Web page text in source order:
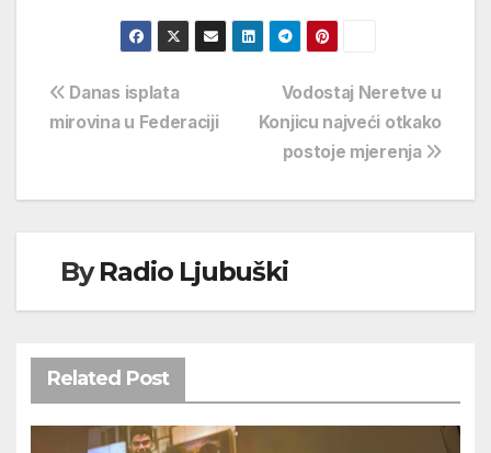
Navigacija
Vodostaj Neretve u
Konjicu najveći otkako
postoje mjerenja
Danas isplata
mirovina u Federaciji
ByRadio Ljubuški
Related Post